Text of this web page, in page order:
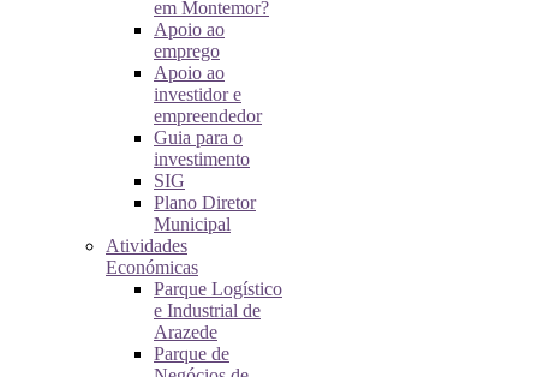
em Montemor?
Apoio ao
emprego
Apoio ao
investidor e
empreendedor
Guia para o
investimento
SIG
Plano Diretor
Municipal
Atividades
Económicas
Parque Logístico
e Industrial de
Arazede
Parque de